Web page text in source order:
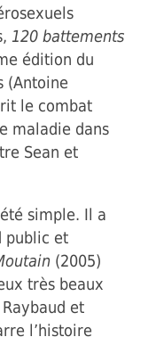
120 battements
édition du
(Antoine
le combat
maladie dans
Sean et
simple. Il a
public et
(2005)
très beaux
et
l’histoire